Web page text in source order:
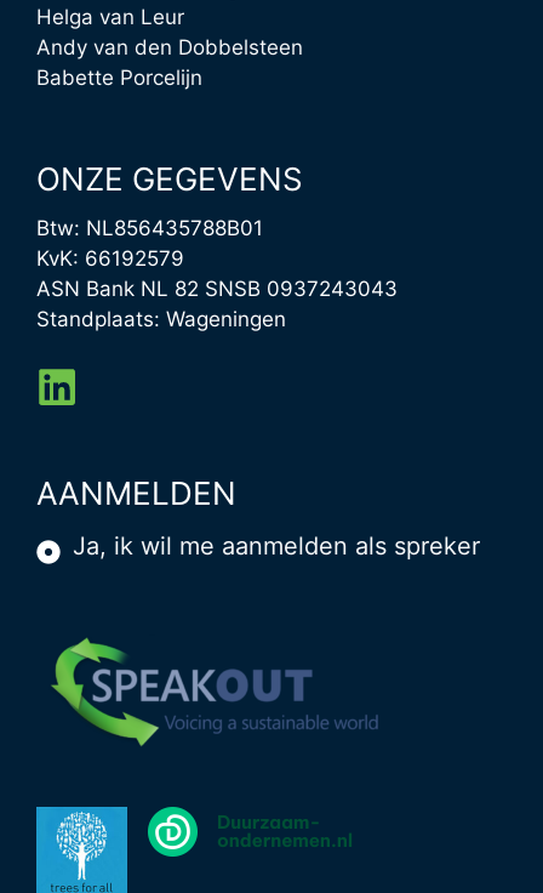
Helga van Leur
Andy van den Dobbelsteen
Babette Porcelijn
ONZE GEGEVENS
Btw: NL856435788B01
KvK: 66192579
ASN Bank NL 82 SNSB 0937243043
Standplaats: Wageningen
AANMELDEN
Ja, ik wil me aanmelden als spreker